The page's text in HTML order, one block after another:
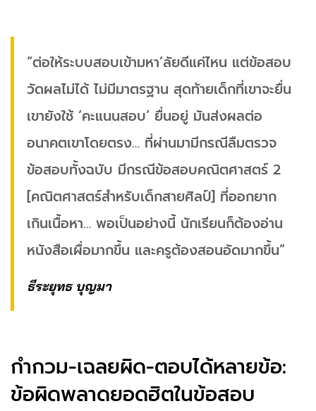
“ต่อให้ระบบสอบเข้ามหา’ลัยดีแค่ไหน แต่ข้อสอบ
วัดผลไม่ได้ ไม่มีมาตรฐาน สุดท้ายเด็กที่เขาจะยื่น
เขายังใช้ ‘คะแนนสอบ’ ยื่นอยู่ มันส่งผลต่อ
อนาคตเขาโดยตรง… ที่ผ่านมามีกรณีลืมตรวจ
ข้อสอบทั้งฉบับ มีกรณีข้อสอบคณิตศาสตร์ 2
[คณิตศาสตร์สำหรับเด็กสายศิลป์] ที่ออกยาก
เกินเนื้อหา… พอเป็นอย่างนี้ นักเรียนก็ต้องอ่าน
หนังสือเผื่อมากขึ้น และครูต้องสอนอัดมากขึ้น”
ธีระยุทธ บุญมา
กำกวม-เฉลยผิด-ตอบได้หลายข้อ:
ข้อผิดพลาดยอดฮิตในข้อสอบ